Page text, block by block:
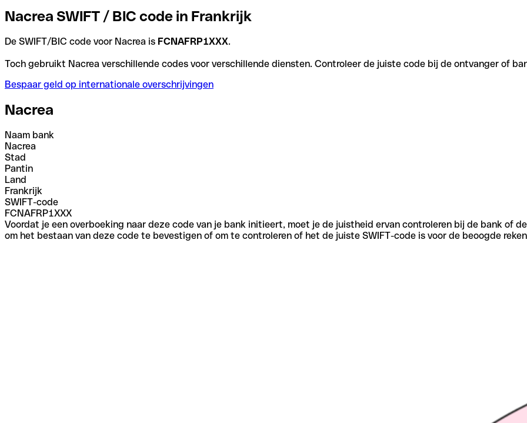
Nacrea SWIFT / BIC code in Frankrijk
De SWIFT/BIC code voor Nacrea is FCNAFRP1XXX.
Toch gebruikt Nacrea verschillende codes voor verschillende diensten. Controleer de juiste code bij de ontvanger of
Bespaar geld op internationale overschrijvingen
Nacrea
Naam bank
Nacrea
Stad
Pantin
Land
Frankrijk
SWIFT-code
FCNAFRP1XXX
Voordat je een overboeking naar deze code van je bank initieert, moet je de juistheid ervan controleren bij de bank of
om het bestaan van deze code te bevestigen of om te controleren of het de juiste SWIFT-code is voor de beoogde